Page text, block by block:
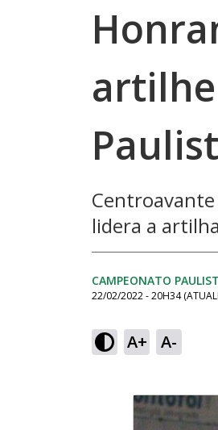
lidera a
CAMPEONATO
22/02/2022 - 20H34
A+ A-